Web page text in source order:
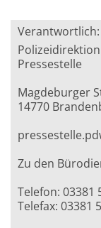
Verantwortlich:
Pressestelle
Magdeburger
14770
Zu den
Telefon: 03381
Telefax: 03381